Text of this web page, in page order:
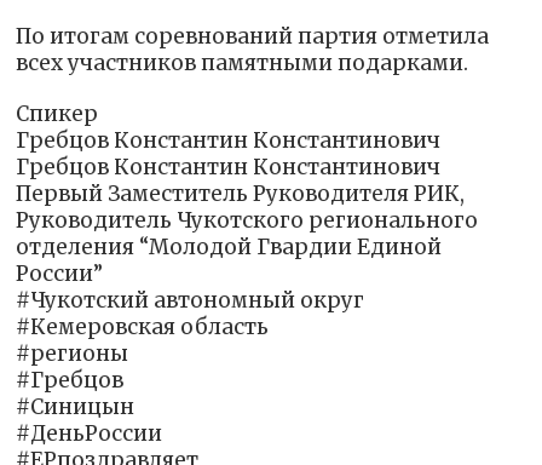
По итогам соревнований партия отметила
всех участников памятными подарками.
Спикер
Гребцов Константин Константинович
Гребцов Константин Константинович
Первый Заместитель Руководителя РИК,
Руководитель Чукотского регионального
отделения “Молодой Гвардии Единой
России”
#Чукотский автономный округ
#Кемеровская область
#регионы
#Гребцов
#Синицын
#ДеньРоссии